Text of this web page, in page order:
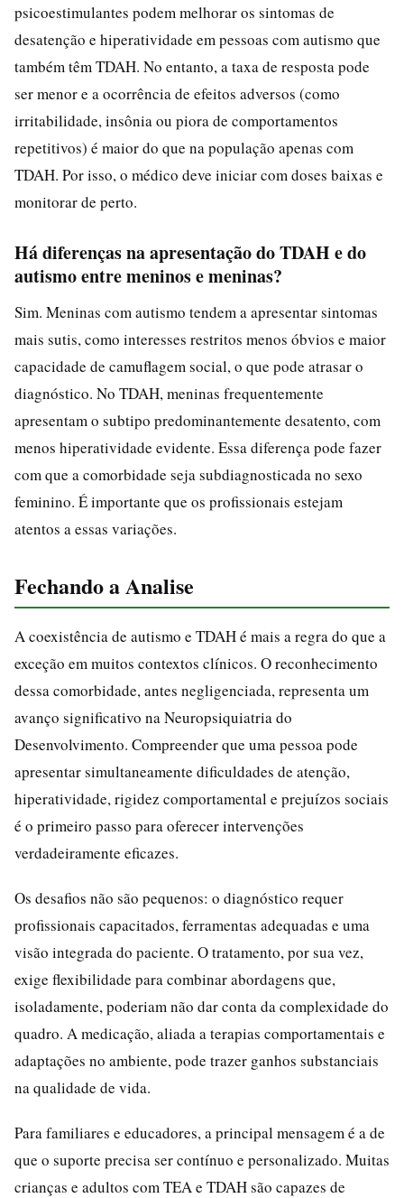
psicoestimulantes podem melhorar os sintomas de
desatenção e hiperatividade em pessoas com autismo que
também têm TDAH. No entanto, a taxa de resposta pode
ser menor e a ocorrência de efeitos adversos (como
irritabilidade, insônia ou piora de comportamentos
repetitivos) é maior do que na população apenas com
TDAH. Por isso, o médico deve iniciar com doses baixas e
monitorar de perto.
Há diferenças na apresentação do TDAH e do
autismo entre meninos e meninas?
Sim. Meninas com autismo tendem a apresentar sintomas
mais sutis, como interesses restritos menos óbvios e maior
capacidade de camuflagem social, o que pode atrasar o
diagnóstico. No TDAH, meninas frequentemente
apresentam o subtipo predominantemente desatento, com
menos hiperatividade evidente. Essa diferença pode fazer
com que a comorbidade seja subdiagnosticada no sexo
feminino. É importante que os profissionais estejam
atentos a essas variações.
Fechando a Analise
A coexistência de autismo e TDAH é mais a regra do que a
exceção em muitos contextos clínicos. O reconhecimento
dessa comorbidade, antes negligenciada, representa um
avanço significativo na Neuropsiquiatria do
Desenvolvimento. Compreender que uma pessoa pode
apresentar simultaneamente dificuldades de atenção,
hiperatividade, rigidez comportamental e prejuízos sociais
é o primeiro passo para oferecer intervenções
verdadeiramente eficazes.
Os desafios não são pequenos: o diagnóstico requer
profissionais capacitados, ferramentas adequadas e uma
visão integrada do paciente. O tratamento, por sua vez,
exige flexibilidade para combinar abordagens que,
isoladamente, poderiam não dar conta da complexidade do
quadro. A medicação, aliada a terapias comportamentais e
adaptações no ambiente, pode trazer ganhos substanciais
na qualidade de vida.
Para familiares e educadores, a principal mensagem é a de
que o suporte precisa ser contínuo e personalizado. Muitas
crianças e adultos com TEA e TDAH são capazes de